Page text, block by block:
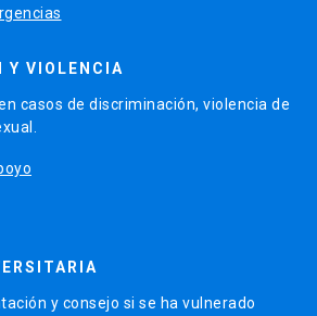
Y VIOLENCIA
casos de discriminación, violencia de
y consejo si se ha vulnerado